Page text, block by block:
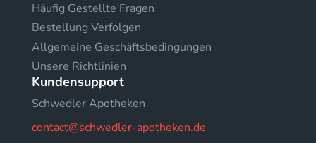
Häufig Gestellte Fragen
Bestellung Verfolgen
Allgemeine Geschäftsbedingungen
Unsere Richtlinien
Kundensupport
Schwedler Apotheken
contact@schwedler-apotheken.de